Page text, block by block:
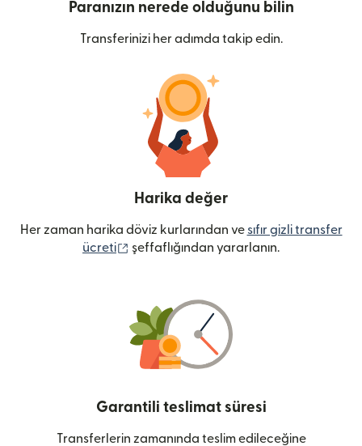
Paranızın nerede olduğunu bilin
Transferinizi her adımda takip edin.
Harika değer
Her zaman harika döviz kurlarından ve sıfır gizli transfer
ücreti
(yeni pencerede açılır)
şeffaflığından yararlanın.
Garantili teslimat süresi
Transferlerin zamanında teslim edileceğine